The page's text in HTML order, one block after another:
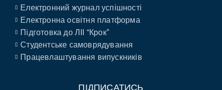
Електронний журнал успішності
Електронна освітня платформа
Підготовка до ЛІІ “Крок”
Студентське самоврядування
Працевлаштування випускників
ПІДПИСАТИСЬ